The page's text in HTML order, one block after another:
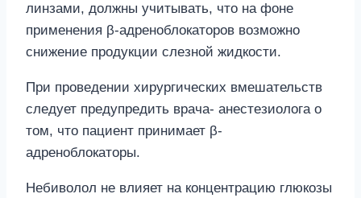
линзами, должны учитывать, что на фоне
применения β-адреноблокаторов возможно
снижение продукции слезной жидкости.
При проведении хирургических вмешательств
следует предупредить врача- анестезиолога о
том, что пациент принимает β-
адреноблокаторы.
Небиволол не влияет на концентрацию глюкозы